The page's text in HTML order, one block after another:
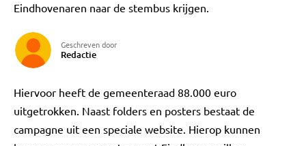
Eindhovenaren naar de stembus krijgen.
Geschreven door
Redactie
Hiervoor heeft de gemeenteraad 88.000 euro
uitgetrokken. Naast folders en posters bestaat de
campagne uit een speciale website. Hierop kunnen